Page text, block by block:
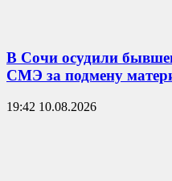
В Сочи осудили
СМЭ за подмену
19:42 10.08.2026